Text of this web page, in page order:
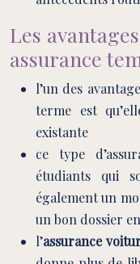
Les
assurance
l’un des
terme est
existante
ce type
étudiants qui
également un
un bon dossier
l’assurance